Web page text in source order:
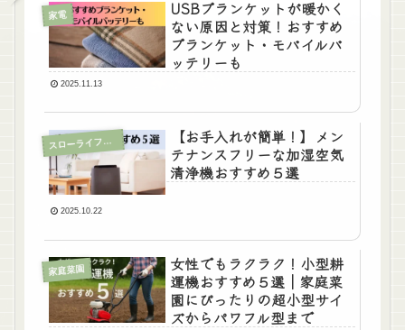
家電
USBブランケットが暖かく
ない原因と対策！おすすめ
ブランケット・モバイルバ
ッテリーも
2025.11.13
ス ローライフに役立つ情報
【お手入れが簡単！】メン
テナンスフリーな加湿空気
清浄機おすすめ５選
2025.10.22
家庭菜園
女性でもラクラク！小型耕
運機おすすめ５選｜家庭菜
園にぴったりの超小型サイ
ズからパワフル型まで